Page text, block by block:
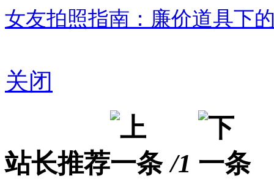
女友拍照指南：廉价道具下
关闭
站长推荐 /1